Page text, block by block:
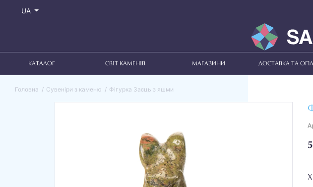
UA
КАТАЛОГ СВІТ КАМЕНІВ МАГАЗИНИ ДОСТАВКА ТА
Головна Сувеніри з каменю Фігурка Заєць з яшми